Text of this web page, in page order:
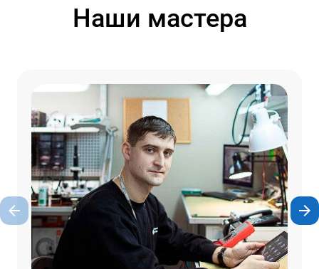
Наши мастера